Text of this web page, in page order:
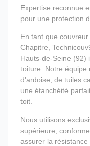
Expertise reconnue
pour une protection
En tant que
Chapitre,
Hauts-de-Seine (92)
toiture. Notre équipe
d'ardoise, de tuiles
une étanchéité
toit.
Nous utilisons
supérieure,
assurer la